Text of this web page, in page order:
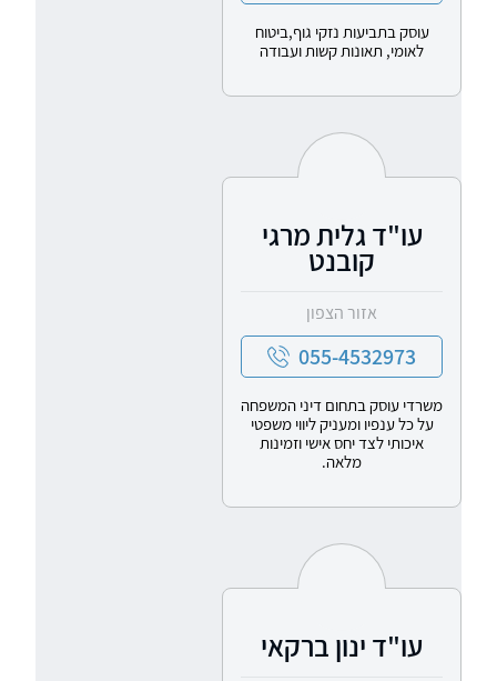
עוסק בתביעות נזקי גוף,ביטוח
לאומי, תאונות קשות ועבודה
עו"ד גלית מרגי
קובנט
אזור הצפון
055-4532973
משרדי עוסק בתחום דיני המשפחה
על כל ענפיו ומעניק ליווי משפטי
איכותי לצד יחס אישי וזמינות
מלאה.
עו"ד ינון ברקאי